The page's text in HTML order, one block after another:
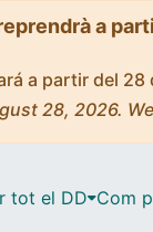
a
a partir del
28, 2026.
tot el DD Com